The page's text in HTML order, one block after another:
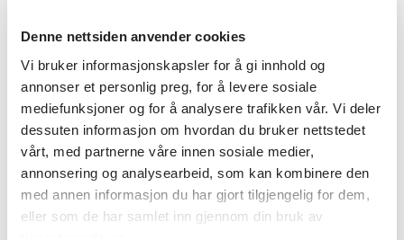
Denne nettsiden anvender cookies
Vi bruker informasjonskapsler for å gi innhold og
annonser et personlig preg, for å levere sosiale
mediefunksjoner og for å analysere trafikken vår. Vi deler
dessuten informasjon om hvordan du bruker nettstedet
vårt, med partnerne våre innen sosiale medier,
annonsering og analysearbeid, som kan kombinere den
med annen informasjon du har gjort tilgjengelig for dem,
eller som de har samlet inn gjennom din bruk av